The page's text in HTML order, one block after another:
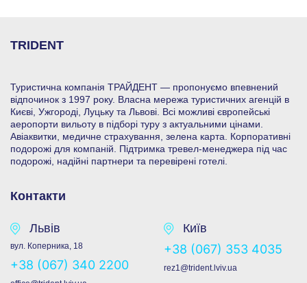
Контакти
Львів
вул. Коперника, 18
+38 (067) 340 2200
Київ
+38 (067) 353 4035
rez1@trident.lviv.ua
TRIDENT
Туристична компанія ТРАЙДЕНТ — пропонуємо впевнений
відпочинок з 1997 року. Власна мережа туристичних агенцій в
Києві, Ужгороді, Луцьку та Львові. Всі можливі європейські
аеропорти вильоту в підборі туру з актуальними цінами.
Авіаквитки, медичне страхування, зелена карта. Корпоративні
подорожі для компаній. Підтримка тревел-менеджера під час
подорожі, надійні партнери та перевірені готелі.